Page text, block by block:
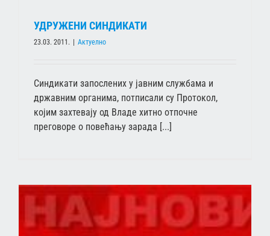
УДРУЖЕНИ СИНДИКАТИ
23.03. 2011. Актуелно
Синдикати запослених у јавним службама и
државним органима, потписали су Протокол,
којим захтевају од Владе хитно отпочне
преговоре о повећању зарада [...]